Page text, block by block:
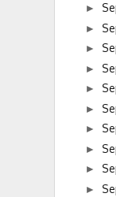
►
►
►
►
►
►
►
►
►
►